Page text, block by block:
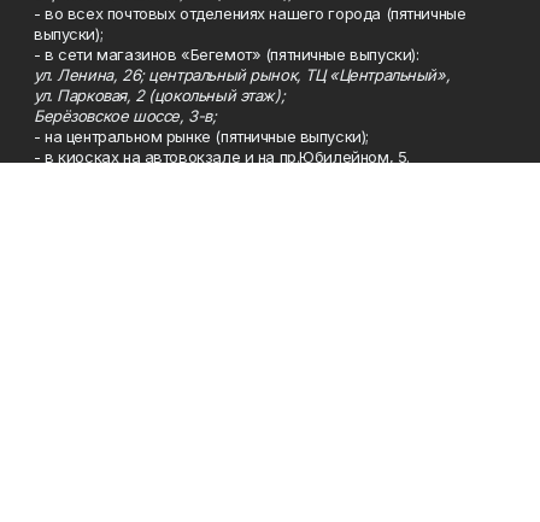
- во всех почтовых отделениях нашего города (пятничные
выпуски);
- в сети магазинов «Бегемот» (пятничные выпуски):
ул. Ленина, 26; центральный рынок, ТЦ «Центральный»,
ул. Парковая, 2 (цокольный этаж);
Берёзовское шоссе, 3-в;
- на центральном рынке (пятничные выпуски);
- в киосках на автовокзале и на пр.Юбилейном, 5.